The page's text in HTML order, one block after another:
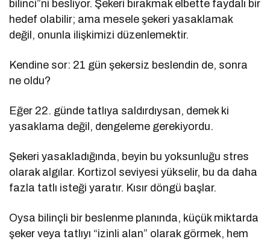
bilinci”ni besliyor. Şekeri bırakmak elbette faydalı bir
hedef olabilir; ama mesele şekeri yasaklamak
değil, onunla ilişkimizi düzenlemektir.
Kendine sor: 21 gün şekersiz beslendin de, sonra
ne oldu?
Eğer 22. günde tatlıya saldırdıysan, demek ki
yasaklama değil, dengeleme gerekiyordu.
Şekeri yasakladığında, beyin bu yoksunluğu stres
olarak algılar. Kortizol seviyesi yükselir, bu da daha
fazla tatlı isteği yaratır. Kısır döngü başlar.
Oysa bilinçli bir beslenme planında, küçük miktarda
şeker veya tatlıyı “izinli alan” olarak görmek, hem